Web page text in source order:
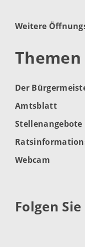
Weitere
Themen
Der
Amtsblatt
Stellenangebote
Webcam
Folgen